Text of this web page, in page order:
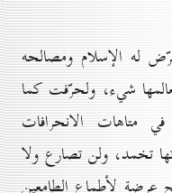
له الإسلام ومصالحه
شيء، ولحرّفت كما
متاهات الانحرافات
تخمد، ولن تصارع ولا
عرضة لأطماع الطامعين